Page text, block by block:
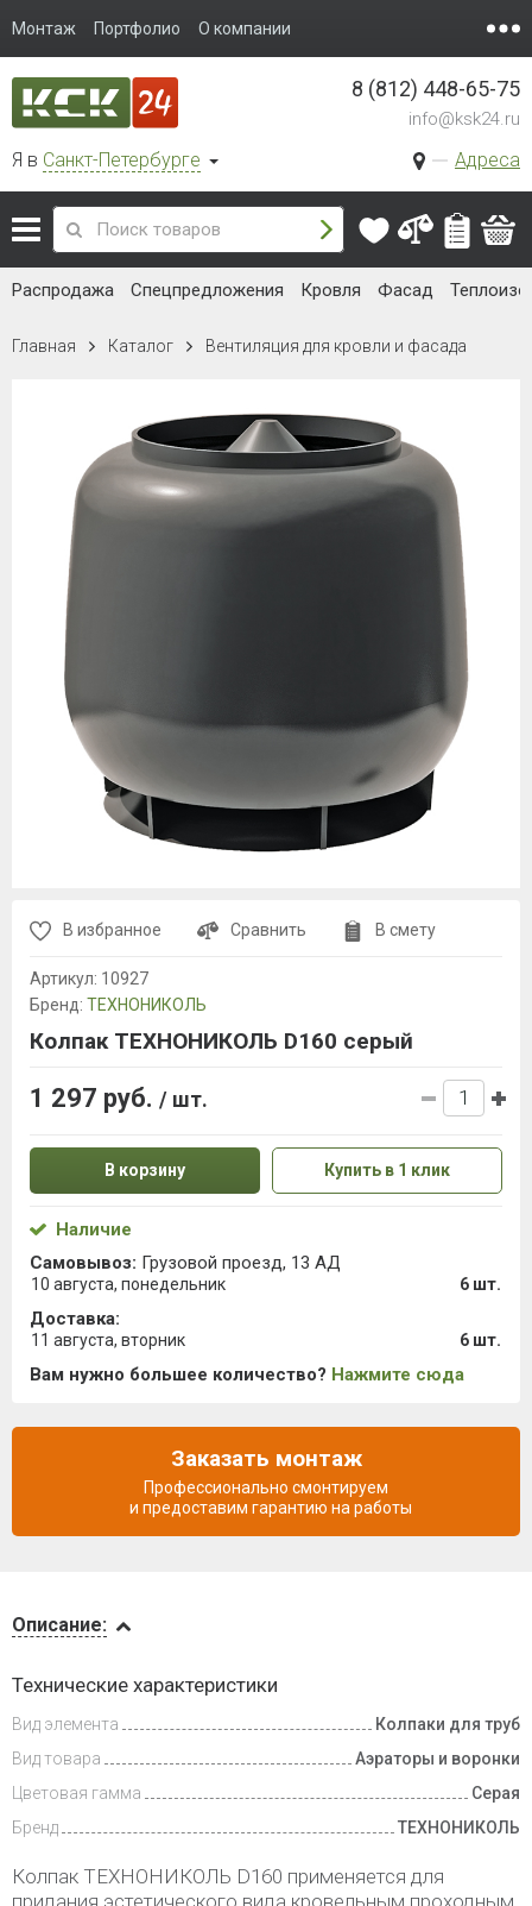
Монтаж Портфолио О компании
Я в Санкт-Петербурге Адреса
8 (812) 448-65-75
info@ksk24.ru
Распродажа Спецпредложения Кровля Фасад
Главная Каталог Вентиляция для кровли и фасада
Доставка
и оплата
Описание:
Технические характеристики
Вид элемента
Колпаки для труб
Вид товара
Аэраторы и воронки
Цветовая гамма
Серая
Бренд
ТЕХНОНИКОЛЬ
Колпак ТЕХНОНИКОЛЬ D160 применяется для
придания эстетического вида кровельным проходным
В избранное Сравнить В смету
Артикул: 10927
Бренд: ТЕХНОНИКОЛЬ
Колпак ТЕХНОНИКОЛЬ D160 серый
1 297 руб. / шт.
В корзину Купить в 1 клик
Наличие
Самовывоз: Грузовой проезд, 13 АД
10 августа, понедельник 6 шт.
Доставка:
11 августа, вторник 6 шт.
Вам нужно большее количество? Нажмите сюда
Заказать монтаж
Профессионально смонтируем
и предоставим гарантию на работы